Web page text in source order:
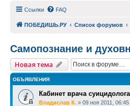
Ссылки FAQ
ПОБЕДИШЬ.РУ Список форумов
Самопознание и
Новая тема
ОБЪЯВЛЕНИЯ
Кабинет врача
Владислав К. » 09 ноя 2011, 06:45